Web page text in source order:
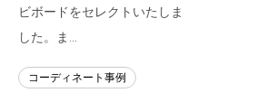
Arv
ビボードをセレクトいたしま
した。ま…
コーディネート事例